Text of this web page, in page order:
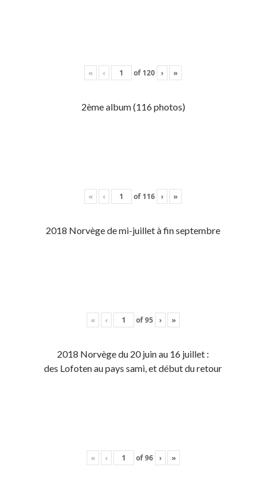
« ‹ of 120 › »
2ème album (116 photos)
« ‹ of 116 › »
2018 Norvège de mi-juillet à fin septembre
« ‹ of95 › »
2018 Norvège du 20 juin au 16 juillet :
des Lofoten au pays sami, et début du retour
« ‹ of96 › »